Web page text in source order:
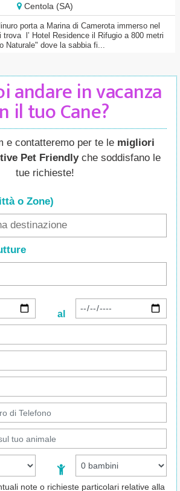
Centola (SA)
porta a Marina di Camerota immerso nel
l’ Hotel Residence il Rifugio a 800 metri
Naturale" dove la sabbia fi...
andare in vacanza
il tuo Cane?
e contatteremo per te le migliori
Pet Friendlyche soddisfano le
tue richieste!
o Zone)
al
note o richieste particolari relative alla